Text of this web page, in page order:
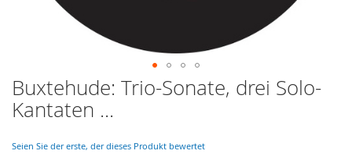
Skip
to
the
of
Buxtehude: Trio-Sonate, drei Solo-
Kantaten ...
Seien Sie der erste, der dieses Produkt bewertet